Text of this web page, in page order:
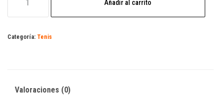
negro
Añadir al carrito
Categoría: Tenis
Valoraciones (0)